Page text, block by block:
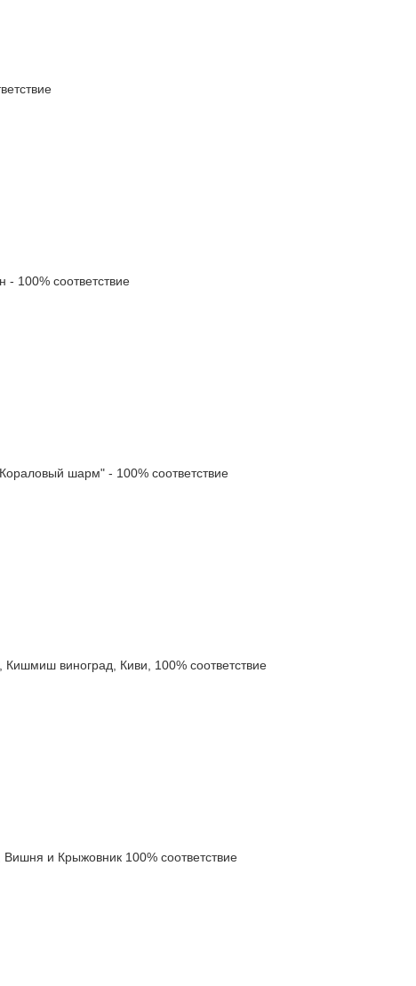
соответствие
шарм" - 100% соответствие
виноград, Киви, 100% соответствие
и Крыжовник 100% соответствие